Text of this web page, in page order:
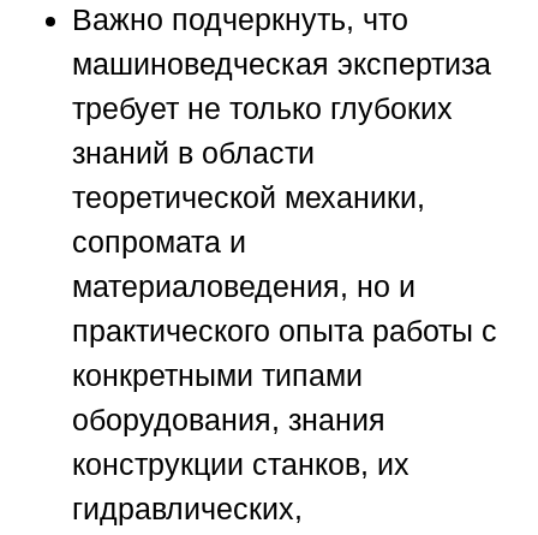
Важно подчеркнуть, что
машиноведческая экспертиза
требует не только глубоких
знаний в области
теоретической механики,
сопромата и
материаловедения, но и
практического опыта работы с
конкретными типами
оборудования, знания
конструкции станков, их
гидравлических,